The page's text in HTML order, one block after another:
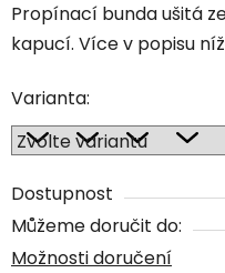
Propínací bunda ušitá
kapucí. Více v popisu
Varianta:
Dostupnost
Můžeme doručit do:
Možnosti doručení